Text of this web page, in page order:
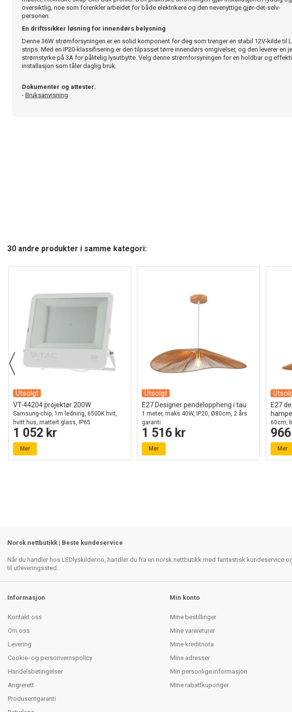
oversiktlig, noe som forenkler arbeidet for både elektrikere og den nevenyttige gjør-det-selv-
personen.
En driftssikker løsning for innendørs belysning
Denne 36W strømforsyningen er en solid komponent for deg som trenger en stabil 12V-kilde til
strips. Med en IP20-klassifisering er den tilpasset tørre innendørs omgivelser, og den leverer en
strømstyrke på 3A for pålitelig lysutbytte. Velg denne strømforsyningen for en holdbar og
installasjon som tåler daglig bruk.
Dokumenter og attester:
- Bruksanvisning
30 andre produkter i samme kategori:
Utsolgt
VT-44204 projektør 200W
Samsung-chip, 1m ledning, 6500K hvit,
hvitt hus, mattert glass, IP65
1 052 kr
Mer
Utsolgt
E27 Designer pendeloppheng i tau
1 meter, maks 40W, IP20, Ø80cm, 2 års
garanti
1 516 kr
Mer
E27
60cm,
Mer
Norsk nettbutikk | Beste kundeservice
Når du handler hos LEDlyskilder.no, handler du fra en norsk nettbutikk med fantastisk
til utleveringssted.
Informasjon
Kontakt oss
Om oss
Levering
Cookie- og personvernspolicy
Handelsbetingelser
Angrerett
Produsentgaranti
Min konto
Mine bestillinger
Mine varereturer
Mine kreditnota
Mine adresser
Min personlige informasjon
Mine rabattkuponger